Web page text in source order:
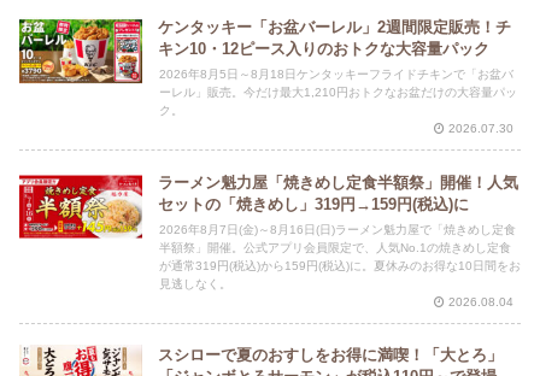
ケンタッキー「お盆バーレル」2週間限定販売！チ
キン10・12ピース入りのおトクな大容量パック
2026年8月5日～8月18日ケンタッキーフライドチキンで「お盆バ
ーレル」販売。今だけ最大1,210円おトクなお盆だけの大容量パッ
ク。
2026.07.30
ラーメン魁力屋「焼きめし定食半額祭」開催！人気
セットの「焼きめし」319円→159円(税込)に
2026年8月7日(金)～8月16日(日)ラーメン魁力屋で「焼きめし定食
半額祭」開催。公式アプリ会員限定で、人気No.1の焼きめし定食
が通常319円(税込)から159円(税込)に。夏休みのお得な10日間をお
見逃しなく。
2026.08.04
スシローで夏のおすしをお得に満喫！「大とろ」